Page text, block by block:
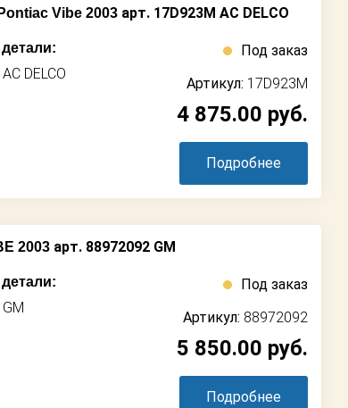
Vibe 2003 арт. 17D923M AC DELCO
AC DELCO
Под заказ
Артикул: 17D923M
4 875.00 руб.
Подробнее
2003 арт. 88972092 GM
GM
Под заказ
Артикул: 88972092
5 850.00 руб.
Подробнее